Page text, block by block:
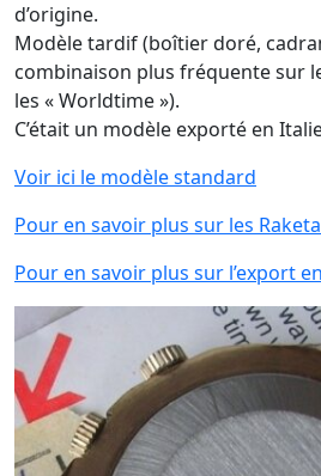
d’origine.
Modèle tardif (boîtier doré,
combinaison plus fréquente sur
les « Worldtime »).
C’était un modèle exporté en
Voir ici le modèle standard
Pour en savoir plus sur les
Pour en savoir plus sur l’export